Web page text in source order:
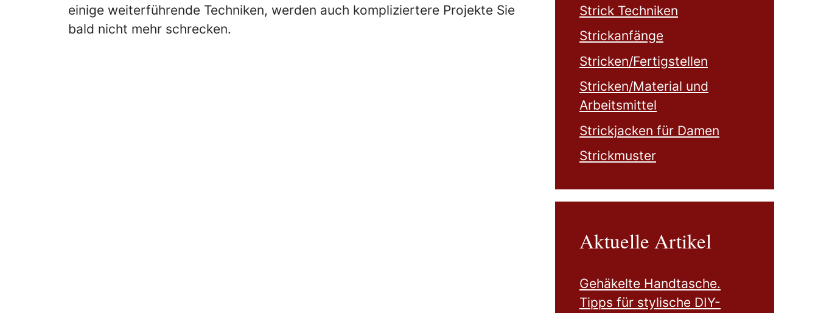
einige weiterführende Techniken, werden auch kompliziertere Projekte Sie
bald nicht mehr schrecken.
Strick Techniken
Strickanfänge
Stricken/Fertigstellen
Stricken/Material und
Arbeitsmittel
Strickjacken für Damen
Strickmuster
Aktuelle Artikel
Gehäkelte Handtasche.
Tipps für stylische DIY-